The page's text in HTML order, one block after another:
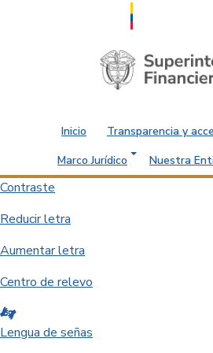
Saltar al contenido principal
Inicio Transparencia y
Marco Jurídico
Nuestra
Contraste
Reducir letra
Aumentar letra
Centro de relevo
Lengua de señas